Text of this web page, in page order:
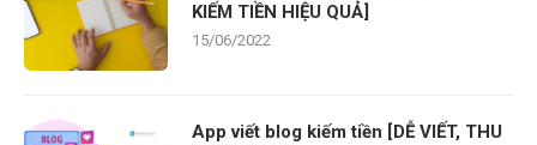
KIẾM TIỀN HIỆU QUẢ]
15/06/2022
App viết blog kiếm tiền [DỄ VIẾT, THU